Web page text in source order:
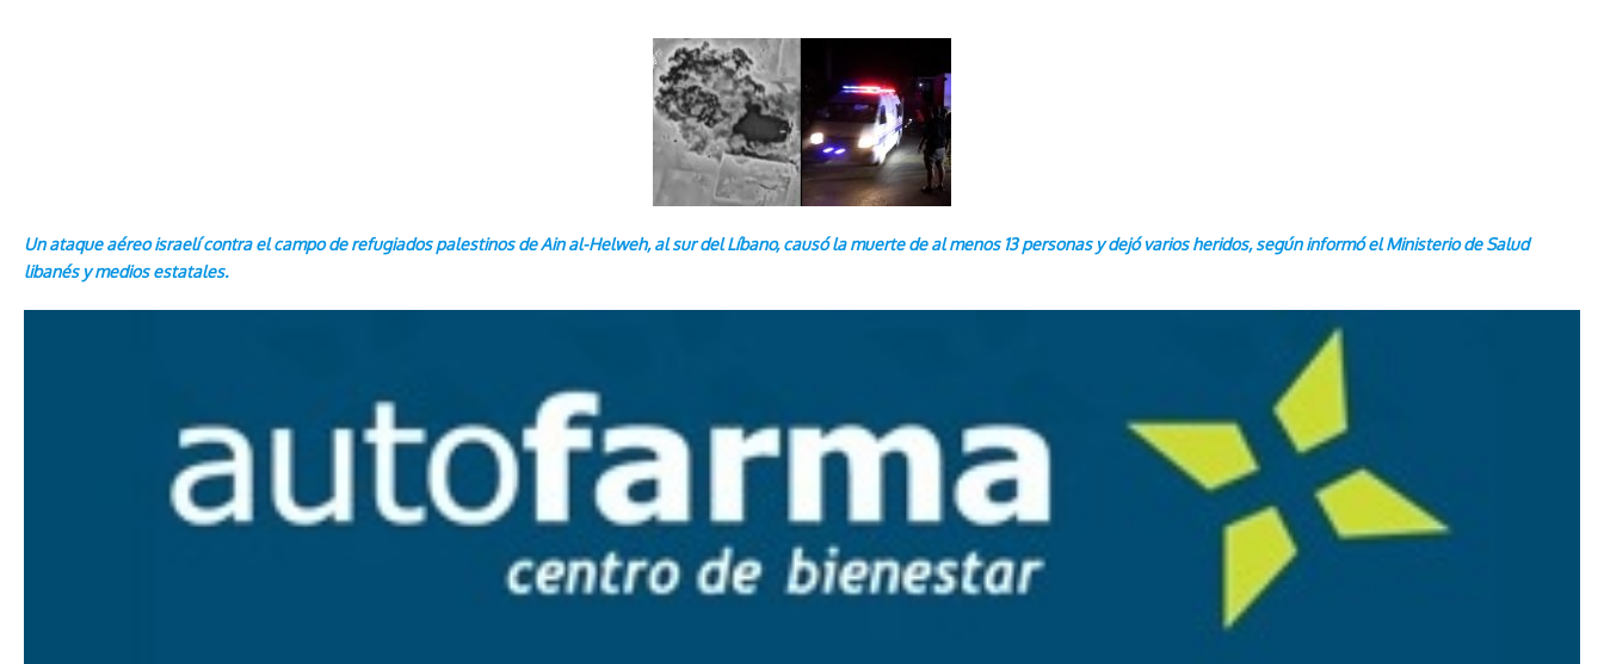
Un ataque aéreo israelí contra el campo de refugiados palestinos de Ain al-Helweh, al sur del Líbano, causó la muerte de al menos 13 personas y dejó varios heridos, según informó el Ministerio de Salud
libanés y medios estatales.